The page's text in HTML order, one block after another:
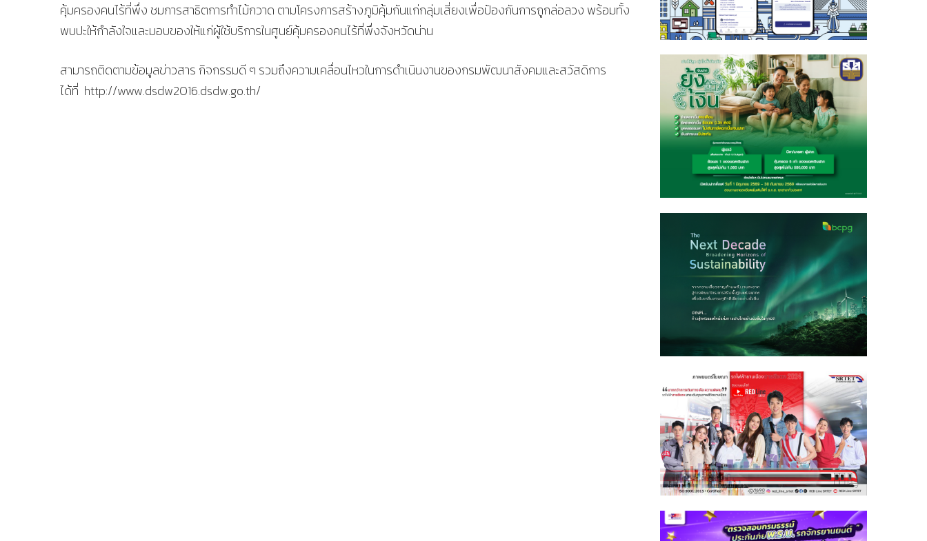
คุ้มครองคนไร้ที่พึ่ง ชมการสาธิตการทำไม้กวาด ตามโครงการสร้างภูมิคุ้มกันแก่กลุ่มเสี่ยงเพื่อป้องกันการถูกล่อลวง พร้อมทั้ง
พบปะให้กำลังใจและมอบของให้แก่ผู้ใช้บริการในศูนย์คุ้มครองคนไร้ที่พึ่งจังหวัดน่าน
สามารถติดตามข้อมูลข่าวสาร กิจกรรมดี ๆ รวมถึงความเคลื่อนไหวในการดำเนินงานของกรมพัฒนาสังคมและสวัสดิการ
ได้ที่ http://www.dsdw2016.dsdw.go.th/